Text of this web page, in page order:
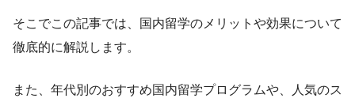
そこでこの記事では、国内留学のメリットや効果について
徹底的に解説します。
また、年代別のおすすめ国内留学プログラムや、人気のス